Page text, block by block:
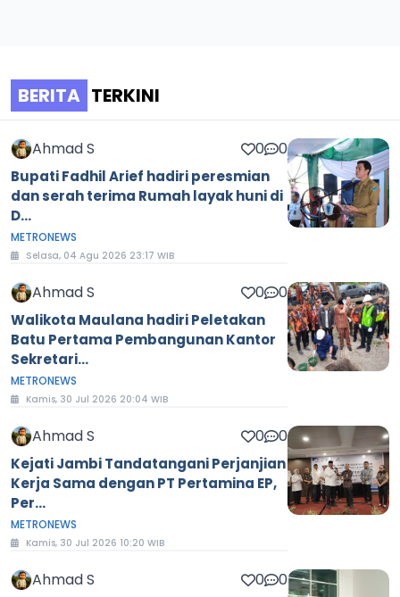
BERITA TERKINI
Ahmad S 0 0
Bupati Fadhil Arief hadiri peresmian
dan serah terima Rumah layak huni di
D...
METRONEWS
Selasa, 04 Agu 2026 23:17 WIB
Ahmad S 0 0
Walikota Maulana hadiri Peletakan
Batu Pertama Pembangunan Kantor
Sekretari...
METRONEWS
Kamis, 30 Jul 2026 20:04 WIB
Ahmad S 0 0
Kejati Jambi Tandatangani Perjanjian
Kerja Sama dengan PT Pertamina EP,
Per...
METRONEWS
Kamis, 30 Jul 2026 10:20 WIB
Ahmad S 0 0